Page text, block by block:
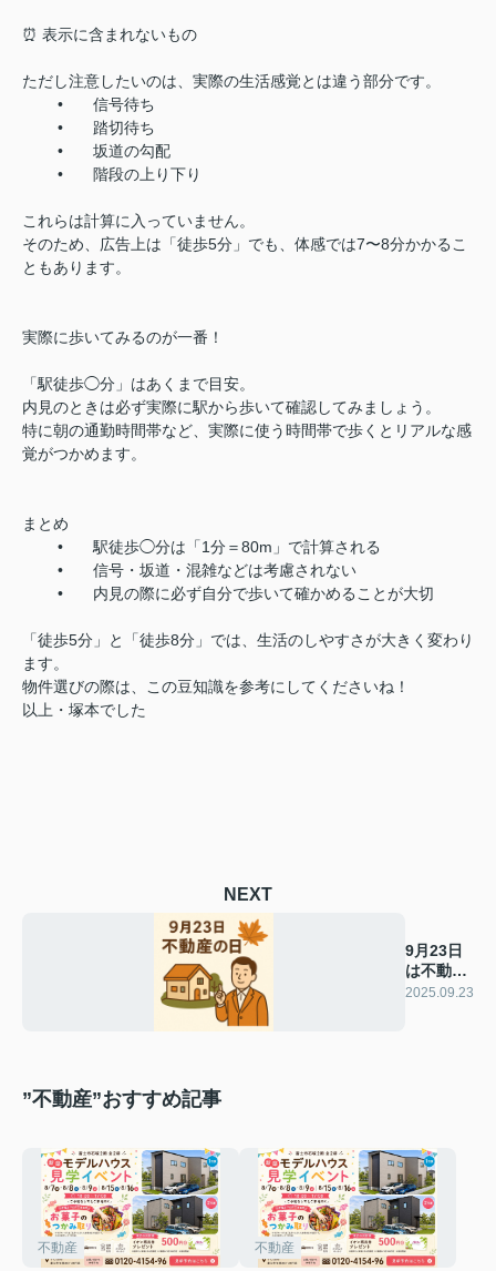
⏰ 表示に含まれないもの
ただし注意したいのは、実際の生活感覚とは違う部分です。
•
信号待ち
•
踏切待ち
•
坂道の勾配
•
階段の上り下り
これらは計算に入っていません。
そのため、広告上は「徒歩5分」でも、体感では7〜8分かかるこ
ともあります。
実際に歩いてみるのが一番！
「駅徒歩◯分」はあくまで目安。
内見のときは必ず実際に駅から歩いて確認してみましょう。
特に朝の通勤時間帯など、実際に使う時間帯で歩くとリアルな感
覚がつかめます。
まとめ
•
駅徒歩◯分は「1分＝80m」で計算される
•
信号・坂道・混雑などは考慮されない
•
内見の際に必ず自分で歩いて確かめることが大切
「徒歩5分」と「徒歩8分」では、生活のしやすさが大きく変わり
ます。
物件選びの際は、この豆知識を参考にしてくださいね！
以上・塚本でした
NEXT
9月23日
は不動産
の日
2025.09.23
”不動産”おすすめ記事
不動産 不動産